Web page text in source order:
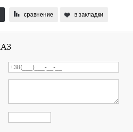
сравнение в закладки